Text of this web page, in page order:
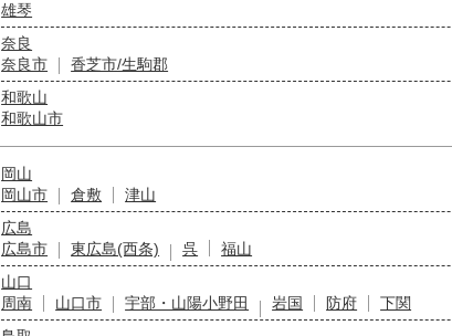
雄琴
奈良
奈良市
香芝市/生駒郡
和歌山
和歌山市
岡山
岡山市
倉敷
津山
広島
広島市
東広島(西条) 呉
福山
山口
周南
山口市 宇部・山陽小野田 岩国 防府
下関